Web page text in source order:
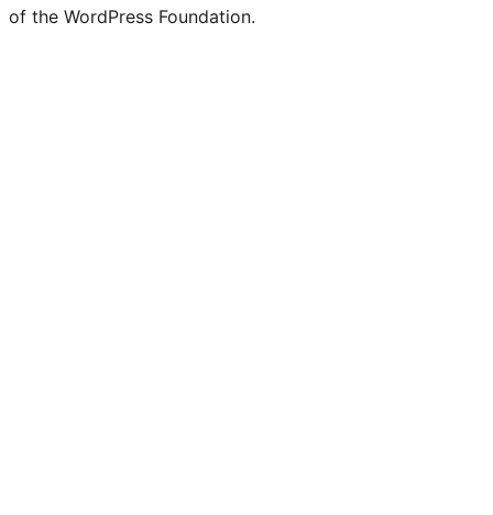
of the WordPress Foundation.